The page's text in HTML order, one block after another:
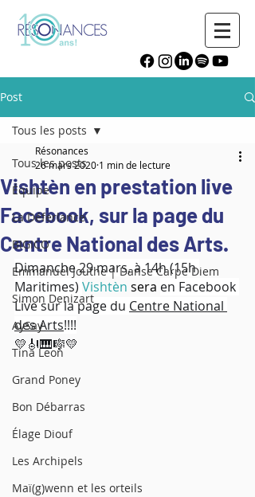
Post
Tous les posts
Équipe
La Déferlance
BIGICO
Emmanuel Jouthe | Danse Carpe Diem
Simon Denizart
AySay
Tina Leon
Grand Poney
Bon Débarras
Élage Diouf
Les Archipels
Maï(g)wenn et les orteils
Tous les posts
Vishtèn en prestation live
Facebook, sur la page du
Centre National des Arts.
Résonances
26 mars 2020 1 min de lecture
Dimanche 29 mars, à 14h (15h
Maritimes) Vishtèn sera en Facebook
Live sur la page du Centre National
des Arts!!!!
💛🎻🎹🎼💛